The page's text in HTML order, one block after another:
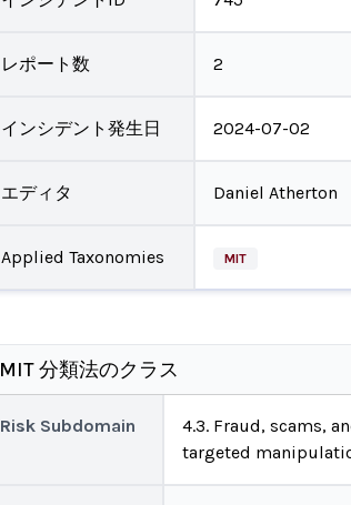
レポート数 2
インシデント発生日 2024-07-02
エディタ Daniel Atherton
Applied Taxonomies MIT
MIT 分類法のクラス
Risk Subdomain
4.3. Fraud, scams,
targeted